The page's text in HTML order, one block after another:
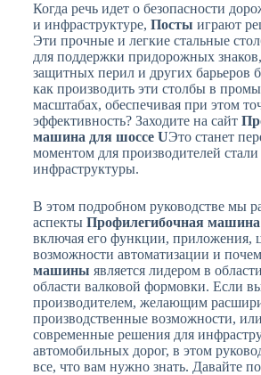
Когда речь идет о безопасности
и инфраструктуре, Посты играют
Эти прочные и легкие стальные
для поддержки придорожных
защитных перил и других барьеров
как производить эти столбы в
масштабах, обеспечивая при этом
эффективность? Заходите на сайт
машина для шоссе UЭто станет
моментом для производителей
инфраструктуры.
В этом подробном руководстве мы
аспекты Профилегибочная машина
включая его функции, приложения,
возможности автоматизации и
машины является лидером в
области валковой формовки. Если
производителем, желающим
производственные возможности,
современные решения для
автомобильных дорог, в этом
все, что вам нужно знать. Давайте